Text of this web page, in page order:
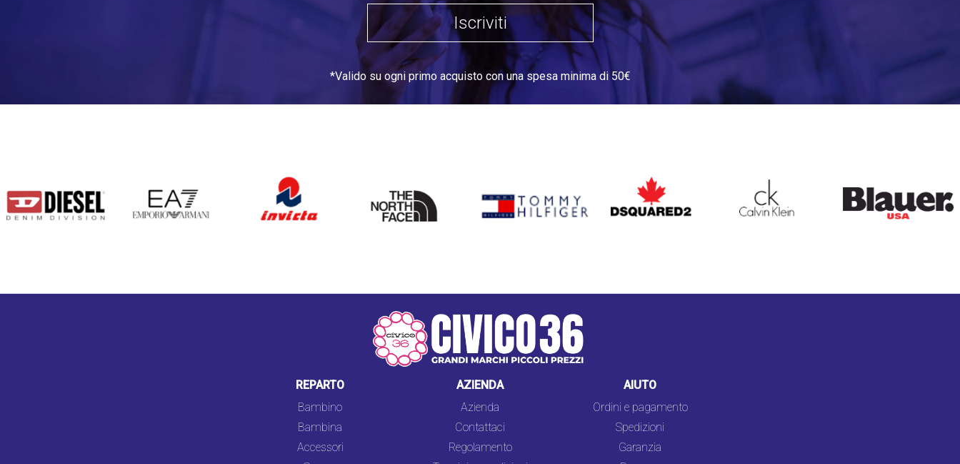
Iscriviti
*Valido su ogni primo acquisto con una spesa minima di 50€
INVICTA
NORTH
FACE
DSQUARED2 CALVIN KLEIN
REPARTO
Bambino
Bambina
Accessori
AZIENDA
Azienda
Contattaci
Regolamento
AIUTO
Ordini e pagamento
Spedizioni
Garanzia